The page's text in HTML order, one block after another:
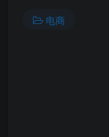
电商